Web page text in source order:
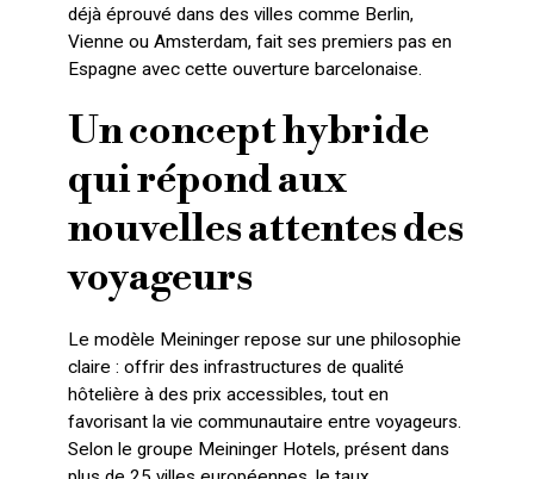
déjà éprouvé dans des villes comme Berlin,
Vienne ou Amsterdam, fait ses premiers pas en
Espagne avec cette ouverture barcelonaise.
Un concept hybride
qui répond aux
nouvelles attentes des
voyageurs
Le modèle Meininger repose sur une philosophie
claire : offrir des infrastructures de qualité
hôtelière à des prix accessibles, tout en
favorisant la vie communautaire entre voyageurs.
Selon le groupe Meininger Hotels, présent dans